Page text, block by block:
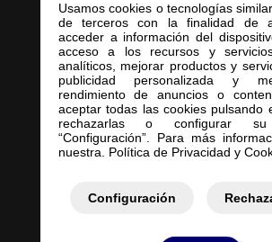
Usamos cookies o tecnologías
de terceros con la finalidad de
acceder a información del
acceso a los recursos y
analíticos, mejorar productos y
publicidad personalizada y
rendimiento de anuncios o
aceptar todas las cookies pulsando
rechazarlas o configurar
“Configuración”. Para más
nuestra. Política de Privacidad y
Configuración
Inicio
Empresa
Servicios
Contacto
Mis Presupuestos